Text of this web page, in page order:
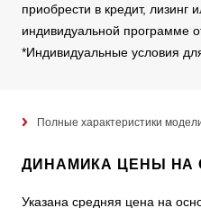
приобрести в кредит, лизинг
индивидуальной программе
*Индивидуальные условия
Полные характеристики
ДИНАМИКА ЦЕНЫ НА
Указана средняя цена на